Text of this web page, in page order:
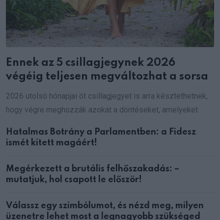
Ennek az 5 csillagjegynek 2026
végéig teljesen megváltozhat a sorsa
2026 utolsó hónapjai öt csillagjegyet is arra késztethetnek,
hogy végre meghozzák azokat a döntéseket, amelyeket
Hatalmas Botrány a Parlamentben: a Fidesz
ismét kitett magáért!
Megérkezett a brutális felhőszakadás: –
mutatjuk, hol csapott le először!
Válassz egy szimbólumot, és nézd meg, milyen
üzenetre lehet most a legnagyobb szükséged